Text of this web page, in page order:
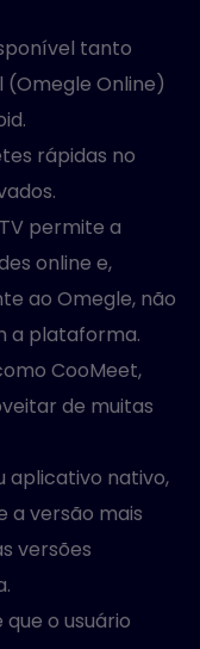
tanto
(Omegle Online)
rápidas no
permite a
online e,
ao Omegle, não
a plataforma.
CooMeet,
de muitas
aplicativo nativo,
a versão mais
versões
o usuário